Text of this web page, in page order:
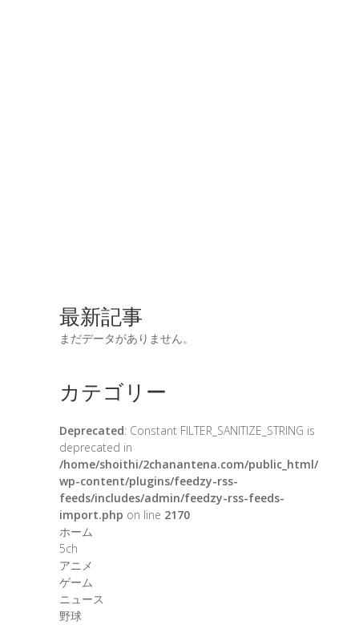
最新記事
まだデータがありません。
カテゴリー
Deprecated: Constant FILTER_SANITIZE_STRING is
deprecated in
/home/shoithi/2chanantena.com/public_html/
wp-content/plugins/feedzy-rss-
feeds/includes/admin/feedzy-rss-feeds-
import.php on line 2170
ホーム
5ch
アニメ
ゲーム
ニュース
野球